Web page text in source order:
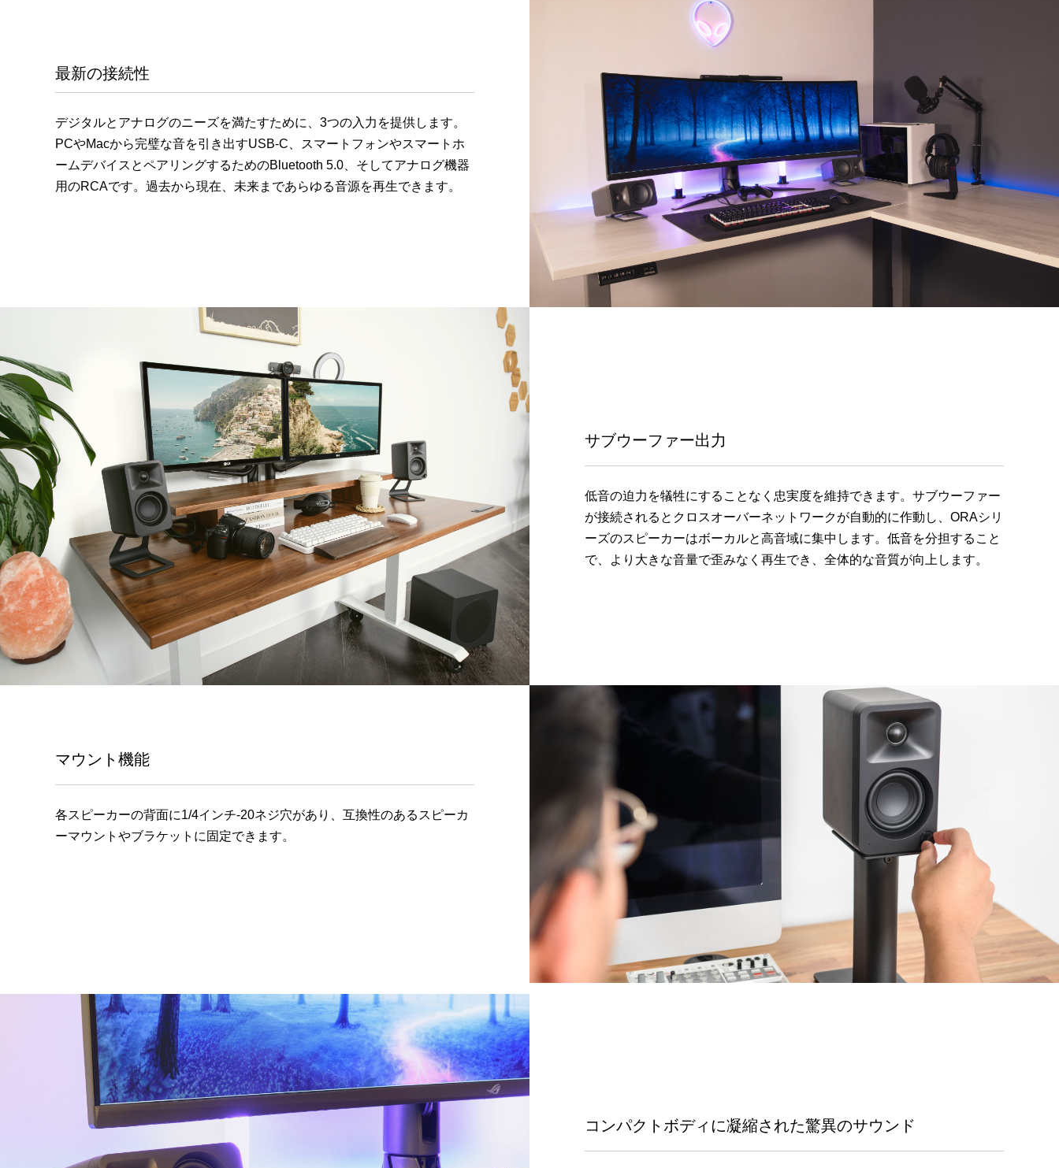
最新の接続性
デジタルとアナログのニーズを満たすために、3つの入力を提供します。
PCやMacから完璧な音を引き出すUSB-C、スマートフォンやスマートホ
ームデバイスとペアリングするためのBluetooth 5.0、そしてアナログ機器
用のRCAです。過去から現在、未来まであらゆる音源を再生できます。
サブウーファー出力
低音の迫力を犠牲にすることなく忠実度を維持できます。サブウーファー
が接続されるとクロスオーバーネットワークが自動的に作動し、ORAシリ
ーズのスピーカーはボーカルと高音域に集中します。低音を分担すること
で、より大きな音量で歪みなく再生でき、全体的な音質が向上します。
マウント機能
各スピーカーの背面に1/4インチ-20ネジ穴があり、互換性のあるスピーカ
ーマウントやブラケットに固定できます。
コンパクトボディに凝縮された驚異のサウンド